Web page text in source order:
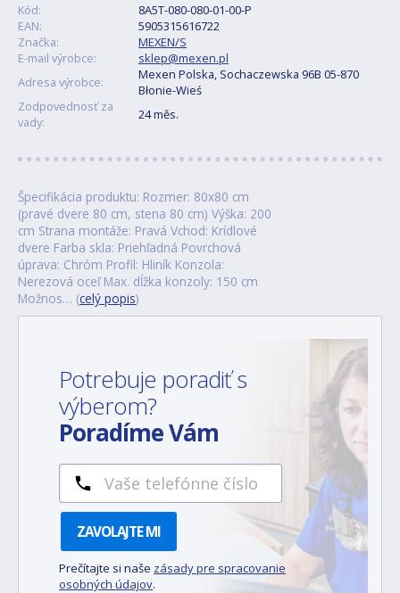
Kód:
8A5T-080-080-01-00-P
EAN:
5905315616722
Značka:
MEXEN/S
E-mail výrobce:
sklep@mexen.pl
Adresa výrobce:
Mexen Polska, Sochaczewska 96B 05-870
Błonie-Wieś
Zodpovednosť za
vady:
24 měs.
Špecifikácia produktu: Rozmer: 80x80 cm
(pravé dvere 80 cm, stena 80 cm) Výška: 200
cm Strana montáže: Pravá Vchod: Krídlové
dvere Farba skla: Priehľadná Povrchová
úprava: Chróm Profil: Hliník Konzola:
Nerezová oceľ Max. dĺžka konzoly: 150 cm
Možnos… (celý popis)
Potrebuje poradiť s
výberom?
Poradíme Vám
ZAVOLAJTE MI
Prečítajte si naše zásady pre spracovanie
osobných údajov.